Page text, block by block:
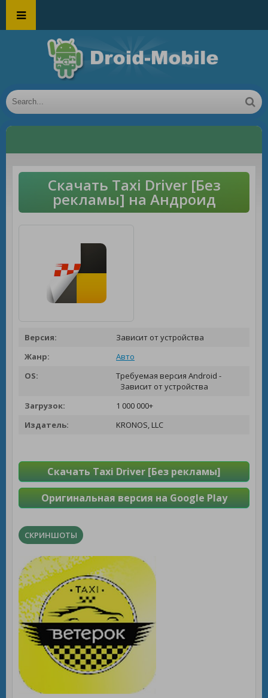
Скачать Taxi Driver [Без
рекламы] на Андроид
Версия:
Зависит от устройства
Жанр:
Авто
OS:
Требуемая версия Android -
Зависит от устройства
Загрузок:
1 000 000+
Издатель:
KRONOS, LLC
Скачать Taxi Driver [Без рекламы]
Оригинальная версия на Google Play
СКРИНШОТЫ